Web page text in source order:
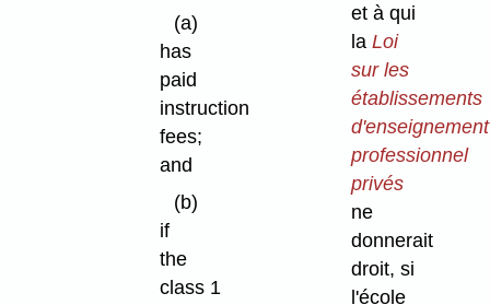
(a)
has
paid
instruction
fees;
and
(b)
if
the
class 1
et à qui
la Loi
sur les
établissements
d'enseignement
professionnel
privés
ne
donnerait
droit, si
l'école